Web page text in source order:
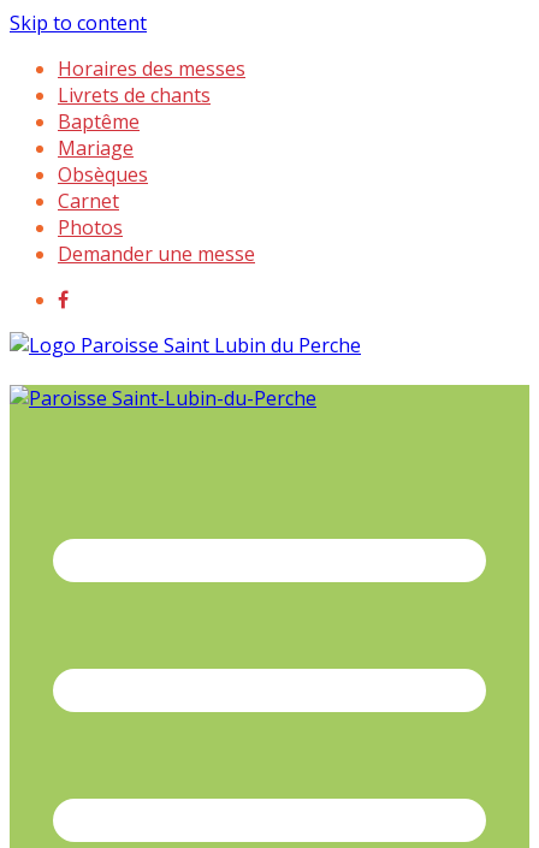
Skip to content
Horaires des messes
Livrets de chants
Baptême
Mariage
Obsèques
Carnet
Photos
Demander une messe